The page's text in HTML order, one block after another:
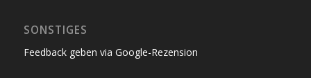
SONSTIGES
Feedback geben via Google-Rezension